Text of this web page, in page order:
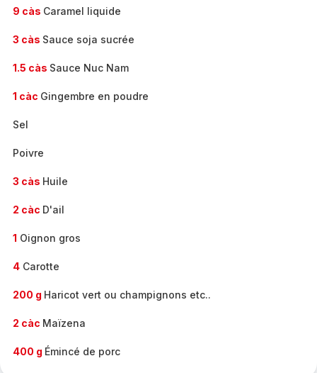
9 càs Caramel liquide
3 càs Sauce soja sucrée
1.5 càs Sauce Nuc Nam
1 càc Gingembre en poudre
Sel
Poivre
3 càs Huile
2 càc D'ail
1 Oignon gros
4 Carotte
200 g Haricot vert ou champignons etc..
2 càc Maïzena
400 g Émincé de porc